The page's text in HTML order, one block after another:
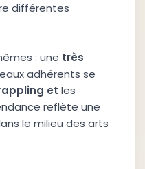
différentes
: une très
adhérents se
appling et les
reflète une
le milieu des arts